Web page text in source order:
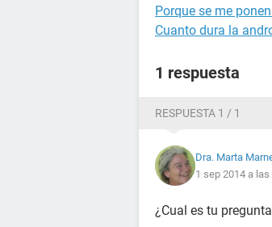
Porque se me
Cuanto dura la
1 respuesta
RESPUESTA 1 / 1
Dra. Marta
1 sep 2014 a las
¿Cual es tu